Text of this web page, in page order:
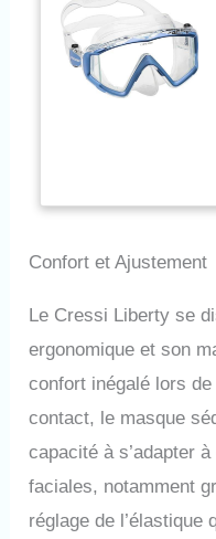
Confort et Ajustement
Le Cressi Liberty se
ergonomique et son
confort inégalé lors
contact, le masque
capacité à s’adapter
faciales, notamment
réglage de l’élastique